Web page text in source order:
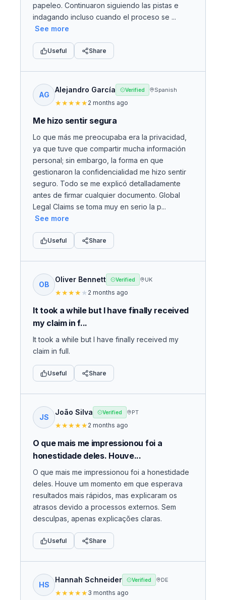
papeleo. Continuaron siguiendo las pistas e
indagando incluso cuando el proceso se ...
See more
Useful Share
AG
Alejandro García Verified Spanish
★★★★★2 months ago
Me hizo sentir segura
Lo que más me preocupaba era la privacidad,
ya que tuve que compartir mucha información
personal; sin embargo, la forma en que
gestionaron la confidencialidad me hizo sentir
seguro. Todo se me explicó detalladamente
antes de firmar cualquier documento. Global
Legal Claims se toma muy en serio la p...
See more
Useful Share
OB
Oliver Bennett Verified UK
★★★★★ 2 months ago
It took a while but I have finally received
my claim in f...
It took a while but I have finally received my
claim in full.
Useful Share
JS
João Silva Verified PT
★★★★★2 months ago
O que mais me impressionou foi a
honestidade deles. Houve...
O que mais me impressionou foi a honestidade
deles. Houve um momento em que esperava
resultados mais rápidos, mas explicaram os
atrasos devido a processos externos. Sem
desculpas, apenas explicações claras.
Useful Share
HS
Hannah Schneider Verified DE
★★★★★3 months ago